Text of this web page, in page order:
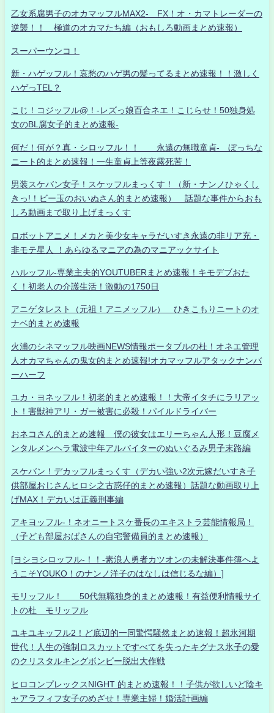
乙女系腐男子のオカマッフルMAX2- FX！オ・カマトレーダーの
逆襲！！ 極道のオカマたち編（おもしろ動画まとめ速報）
スーパーウンコ！
新・ハゲッフル！哀愁のハゲ男の髪ってるまとめ速報！！激しく
ハゲっTEL？
こじ！コジッフル@！-レズっ娘百合ネエ！こじらせ！50独身処
女のBL腐女子的まとめ速報-
何だ！何が？真・シロッフル！！ 永遠の無職童貞- ぼっちな
ニート的まとめ速報！一生童貞上等夜露死苦！
男装スケバン女子！スケッフルまっくす！（新・ナンノひゃくし
きっ!！ビー玉のおいぬさん的まとめ速報） 話題な事件からおも
しろ動画まで取り上げまっくす
ロボットアニメ！メカと美少女キャラだいすき永遠の非リア充・
非モテ星人 ！あらゆるマニアの為のマニアックサイト
ハルッフル-専業主夫的YOUTUBERまとめ速報！キモデブおた
く！初老人の介護生活！激動の1750日
アニゲタレスト（元祖！アニメッフル） ひきこもりニートのオ
ナベ的まとめ速報
火浦のシネマッフル映画NEWS情報ポータブルの杜！オネエ管理
人オカマちゃんの鬼女的まとめ速報!オカマッフルアタックナンバ
ーハーフ
ユカ・ヨネッフル！初老的まとめ速報！！大帝イタチにラリアッ
ト！害獣神アリ・ガー被害に必殺！パイルドライバー
おネコさん的まとめ速報 僕の彼女はエリーちゃん人形！豆腐メ
ンタルメンヘラ電波中年アルバイターのぬいぐるみ男子末路編
スケバン！デカッフルまっくす（デカい強い2次元嫁だいすき子
供部屋おじさんヒロシ之古惑仔的まとめ速報）話題な動画取り上
げMAX！デカいは正義刑事編
アキヨッフル-！ネオニートスケ番長のエキストラ芸能情報局！
（子ども部屋おばさんの自宅警備員的まとめ速報）
[ヨシヨシロッフル-！！-素浪人勇者カツオンの未解決事件簿へよ
うこそYOUKO！のナンノ洋子のはなしは信じるな編）]
モリッフル！ 50代無職独身的まとめ速報！有益便利情報サイ
トの杜 モリッフル
ユキユキッフル2！ど底辺的一同驚愕騒然まとめ速報！超氷河期
世代！人生の強制ロスカットですべてを失ったキグナス氷子の愛
のクリスタルキングボンビー脱出大作戦
ヒロコンプレックスNIGHT 的まとめ速報！！子供が欲しいど陰キ
ャアラフィフ女子のめざせ！専業主婦！婚活計画編